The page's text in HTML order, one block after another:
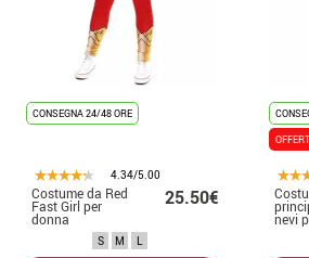
CONSEGNA 24/48 ORE
4.34/5.00
Costume da Red
Fast Girl per
donna
25.50€
S M L
nevi